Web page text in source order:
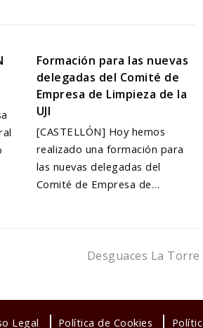
Formación para las nuevas
delegadas del Comité de
Empresa de Limpieza de la
UJI
[CASTELLÓN] Hoy hemos
realizado una formación para
las nuevas delegadas del
Comité de Empresa de…
next
Desguaces La
Legal Política de Cookies